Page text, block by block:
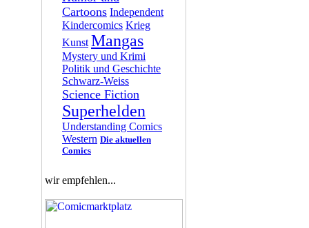
Cartoons Independent
Kindercomics Krieg
Kunst Mangas
Mystery und Krimi
Politik und Geschichte
Schwarz-Weiss
Science Fiction
Superhelden
Understanding Comics
Western Die aktuellen
Comics
wir empfehlen...